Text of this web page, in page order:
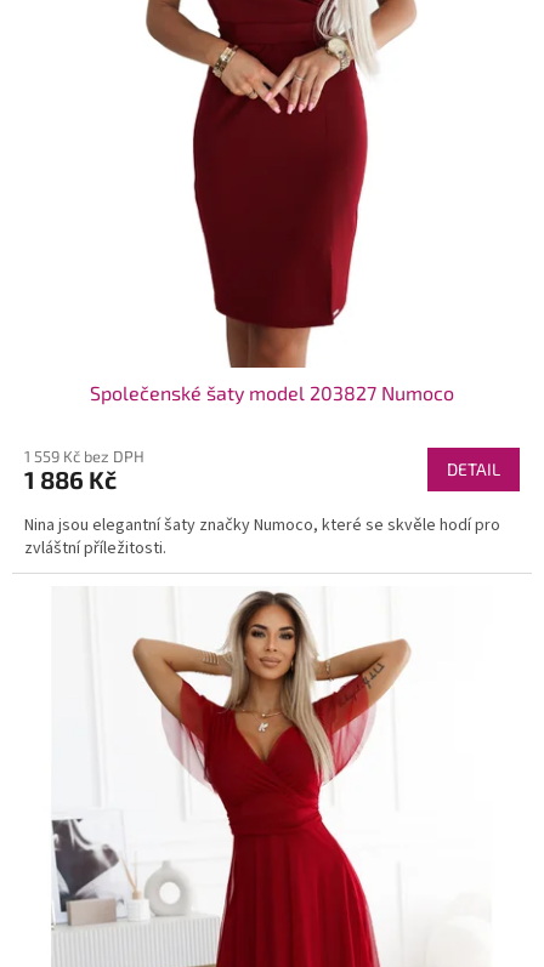
Společenské šaty model 203827 Numoco
1 559 Kč bez DPH
1 886 Kč DETAIL
Nina jsou elegantní šaty značky Numoco, které se skvěle hodí pro
zvláštní příležitosti.